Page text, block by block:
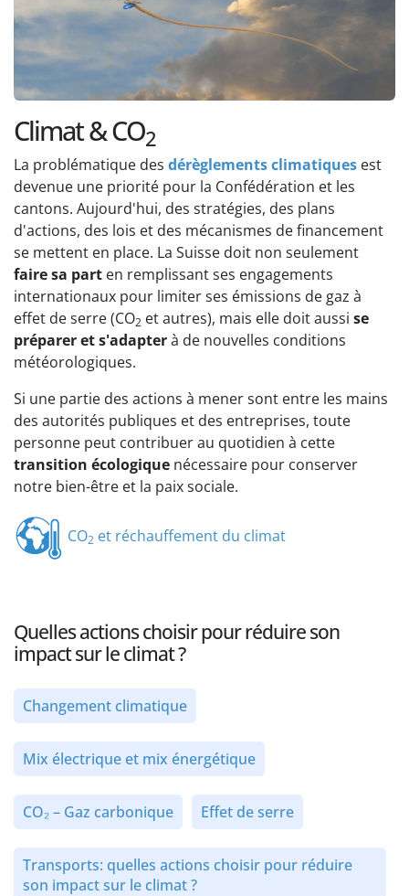
Climat & CO2
La problématique des dérèglements climatiques est
devenue une priorité pour la Confédération et les
cantons. Aujourd'hui, des stratégies, des plans
d'actions, des lois et des mécanismes de financement
se mettent en place. La Suisse doit non seulement
faire sa part en remplissant ses engagements
internationaux pour limiter ses émissions de gaz à
effet de serre (CO2 et autres), mais elle doit aussi se
préparer et s'adapterà de nouvelles conditions
météorologiques.
Si une partie des actions à mener sont entre les mains
des autorités publiques et des entreprises, toute
personne peut contribuer au quotidien à cette
transition écologique nécessaire pour conserver
notre bien-être et la paix sociale.
CO2 et réchauffement du climat
Quelles actions choisir pour réduire son
impact sur le climat ?
Changement climatique
Mix électrique et mix énergétique
CO₂ – Gaz carbonique Effet de serre
Transports: quelles actions choisir pour réduire
son impact sur le climat ?